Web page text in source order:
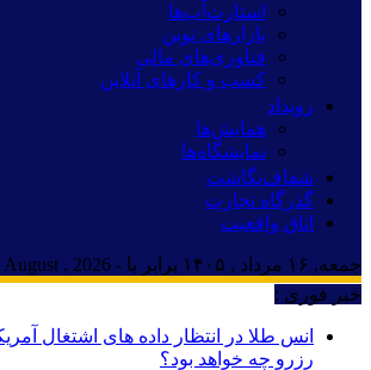
استارت‌آپ‌ها
بازارهای نوین
فناوری‌های مالی
کسب و کارهای آنلاین
رویداد
همایش‌ها
نمایشگاه‌ها
شفاف‌نگاشت
گذرگاه تجارت
اتاق واقعیت
جمعه, ۱۶ مرداد , ۱۴۰۵ برابر با - Friday, 7 August , 2026
خبر فوری :
انس طلا در انتظار داده های اشتغال
رزرو چه خواهد بود؟